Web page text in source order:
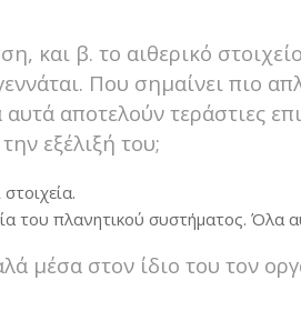
και β. το αιθερικό
Που σημαίνει πιο
αποτελούν τεράστιες
εξέλιξή του;
του πλανητικού συστήματος.
μέσα στον ίδιο του τον